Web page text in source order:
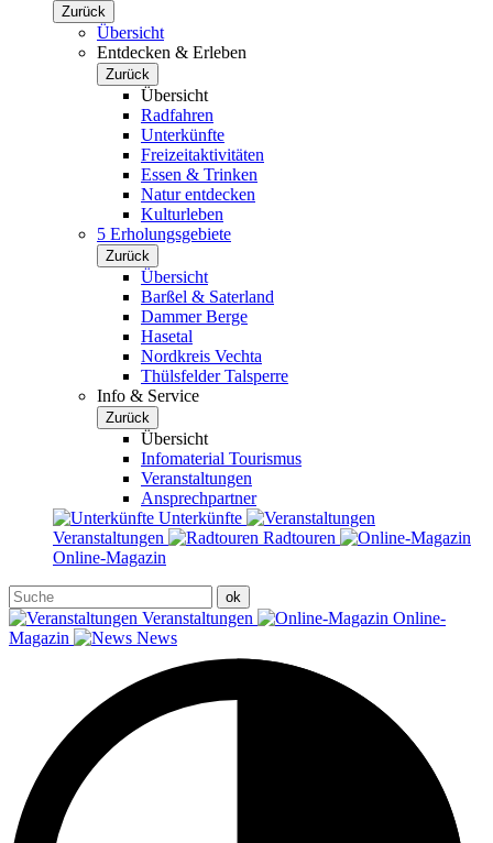
Zurück
Übersicht
Entdecken & Erleben
Zurück
Übersicht
Radfahren
Unterkünfte
Freizeitaktivitäten
Essen & Trinken
Natur entdecken
Kulturleben
5 Erholungsgebiete
Zurück
Übersicht
Barßel & Saterland
Dammer Berge
Hasetal
Nordkreis Vechta
Thülsfelder Talsperre
Info & Service
Zurück
Übersicht
Infomaterial Tourismus
Veranstaltungen
Ansprechpartner
Unterkünfte
Veranstaltungen
Radtouren
Online-Magazin
Veranstaltungen
Online-
Magazin
News